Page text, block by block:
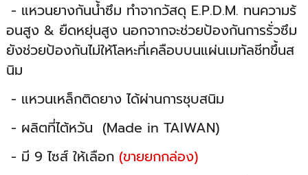
- แหวนยางกันน้ำซึม ทำจากวัสดุ E.P.D.M. ทนความร้
อนสูง & ยืดหยุ่นสูง นอกจากจะช่วยป้องกันการรั่วซึม
ยังช่วยป้องกันไม่ให้โลหะที่เคลือบบนแผ่นเมทัลชีทขึ้นส
นิม
- แหวนเหล็กติดยาง ได้ผ่านการชุบสนิม
- ผลิตที่ไต้หวัน (Made in TAIWAN)
- มี 9 ไซส์ ให้เลือก (ขายยกกล่อง)